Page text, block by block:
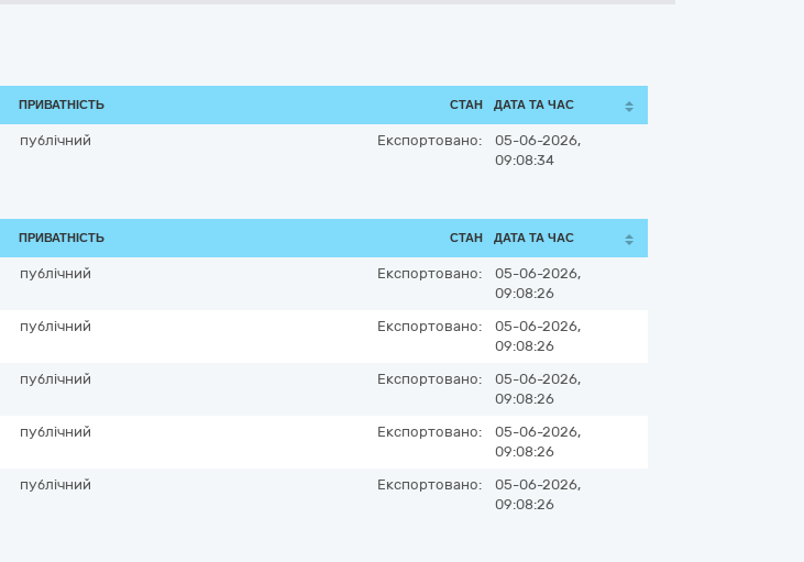
ПРИВАТНІСТЬ СТАН ДАТА ТА ЧАС
публічний Експортовано:
05-06-2026,
09:08:34
ПРИВАТНІСТЬ СТАН ДАТА ТА ЧАС
публічний Експортовано:
05-06-2026,
09:08:26
публічний Експортовано:
05-06-2026,
09:08:26
публічний Експортовано:
05-06-2026,
09:08:26
публічний Експортовано:
05-06-2026,
09:08:26
публічний Експортовано:
05-06-2026,
09:08:26